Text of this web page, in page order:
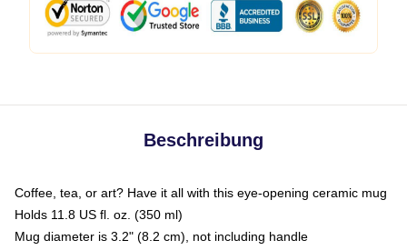
Beschreibung
Coffee, tea, or art? Have it all with this eye-opening ceramic mug
Holds 11.8 US fl. oz. (350 ml)
Mug diameter is 3.2" (8.2 cm), not including handle